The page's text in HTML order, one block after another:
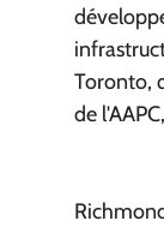
Toronto,
de